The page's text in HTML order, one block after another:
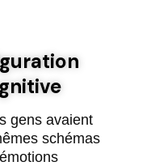
gens avaient
schémas